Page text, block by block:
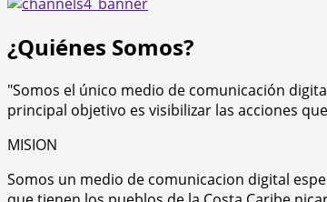
¿Quiénes Somos?
"Somos el único medio de comunicación
principal objetivo es visibilizar las acciones
MISION
Somos un medio de comunicacion digital